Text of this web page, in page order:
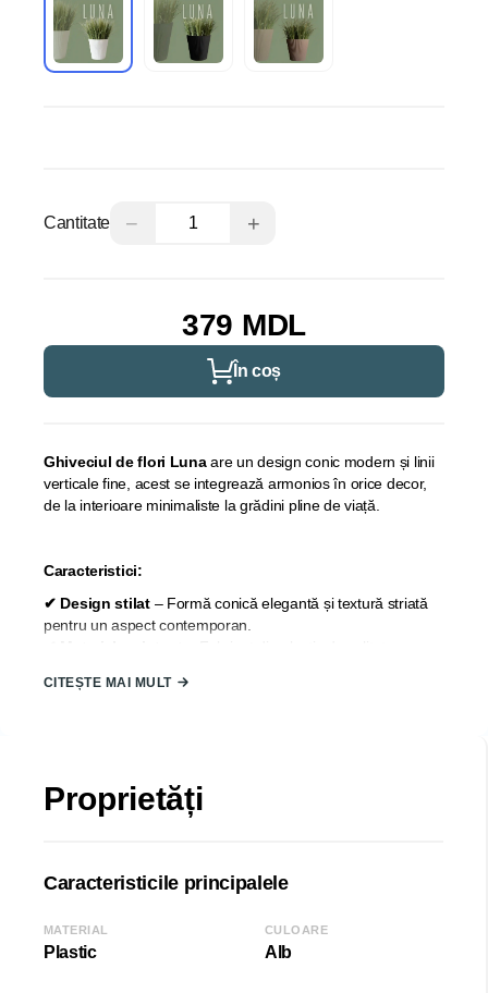
Cantitate − +
379 MDL
În coș
Ghiveciul de flori Lunaare un design conic modern și linii
verticale fine, acest se integrează armonios în orice decor,
de la interioare minimaliste la grădini pline de viață.
Caracteristici:
✔ Design stilat – Formă conică elegantă și textură striată
pentru un aspect contemporan.
✔ Versatilitate maximă
Detalii produs:
Producator: SERINOVA
Diametrul: 39 cm
CITEȘTE MAI MULT
Proprietăți
Caracteristicile principalele
MATERIAL
Plastic
CULOARE
Alb